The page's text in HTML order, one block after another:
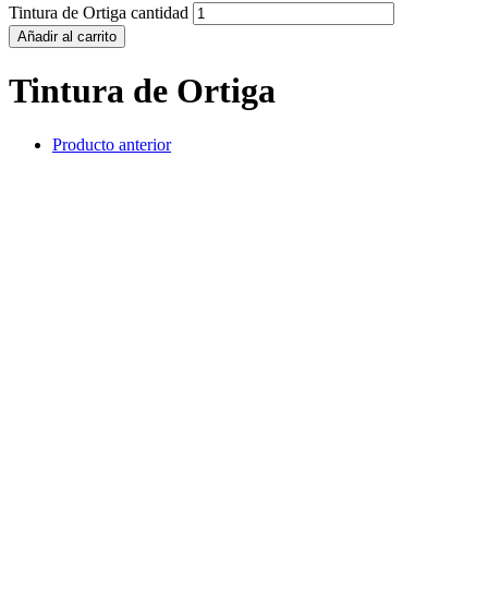
Tintura de Ortiga cantidad
Añadir al carrito
Tintura de Ortiga
Producto anterior